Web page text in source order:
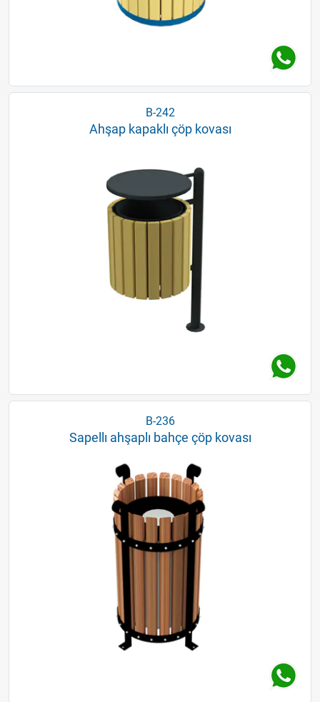
B-242
Ahşap kapaklı çöp kovası
B-236
Sapellı ahşaplı bahçe çöp kovası